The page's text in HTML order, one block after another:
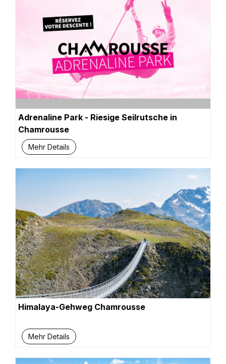
Adrenaline Park - Riesige Seilrutsche in
Chamrousse
Mehr Details
Himalaya-Gehweg Chamrousse
Mehr Details